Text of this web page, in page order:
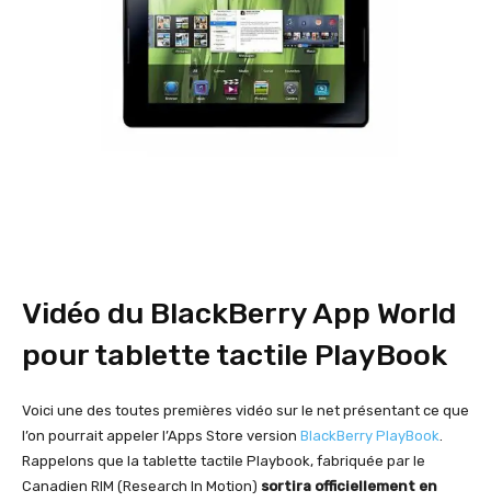
Vidéo du BlackBerry App World
pour tablette tactile PlayBook
Voici une des toutes premières vidéo sur le net présentant ce que
l’on pourrait appeler l’Apps Store version BlackBerry PlayBook
Rappelons que la tablette tactile Playbook, fabriquée par le
Canadien RIM (Research In Motion) sortira officiellement en